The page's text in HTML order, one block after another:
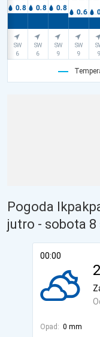
Pogoda
jutro - sobota 8
00:00
Opad: 0 mm